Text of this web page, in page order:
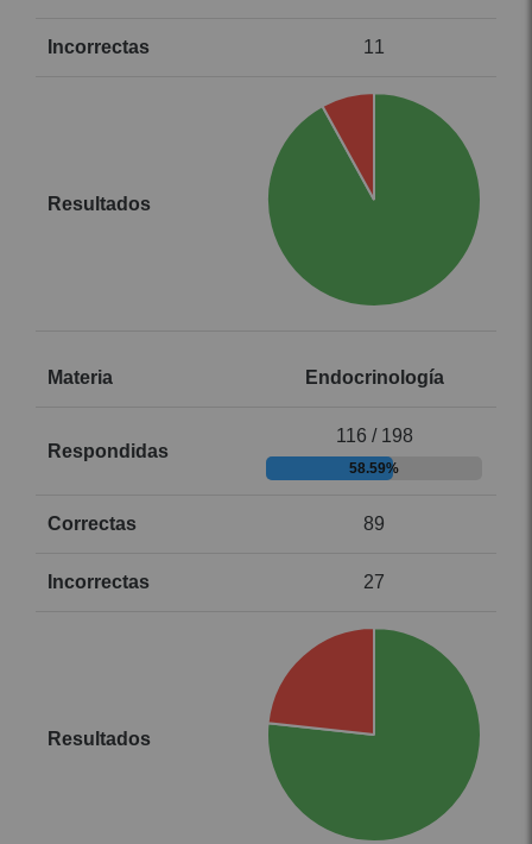
11
Endocrinología
116 / 198
58.59%
89
27